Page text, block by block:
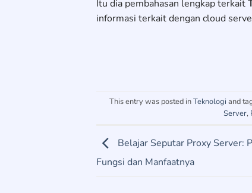
Itu dia pembahasan lengkap terkait
informasi terkait dengan cloud
This entry was posted inTeknologi and
Server,
Belajar Seputar Proxy Server:
Fungsi dan Manfaatnya